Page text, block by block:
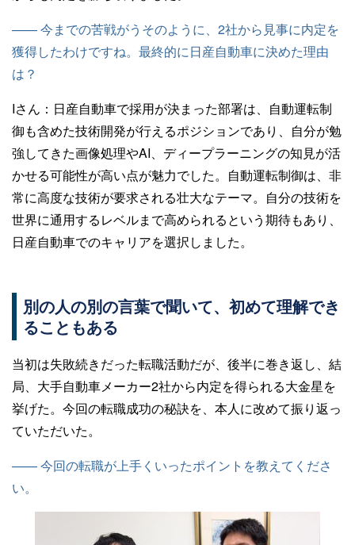
—— 今までの苦戦がうそのように、2社から見事に内定を
獲得したわけですね。最終的に日産自動車に決めた理由
は？
Iさん： 日産自動車で採用が決まった部署は、自動運転制
御も含めた技術開発が行えるポジションであり、自分が勉
強してきた画像処理やAI、ディープラーニングの知見が活
かせる可能性が高い点が魅力でした。自動運転制御は、非
常に高度な技術が要求される壮大なテーマ。自分の技術を
世界に通用するレベルまで高められるという期待もあり、
日産自動車でのキャリアを選択しました。
別の人の別の言葉で聞いて、初めて理解でき
ることもある
当初は失敗続きだった転職活動だが、後半に巻き返し、結
局、大手自動車メーカー2社から内定を得られる大金星を
挙げた。今回の転職成功の秘訣を、本人に改めて振り返っ
ていただいた。
—— 今回の転職が上手くいったポイントを教えてくださ
い。